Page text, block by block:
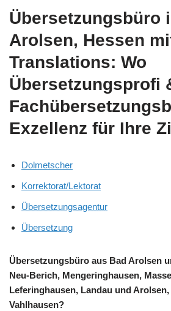
Übersetzungsbüro
Arolsen, Hessen
Translations: Wo
Übersetzungsprofi
Exzellenz für Ihre
Dolmetscher
Korrektorat/Lektorat
Übersetzungsagentur
Übersetzung
Übersetzungsbüro aus Bad Arolsen
Neu-Berich, Mengeringhausen,
Leferinghausen, Landau und
Vahlhausen?